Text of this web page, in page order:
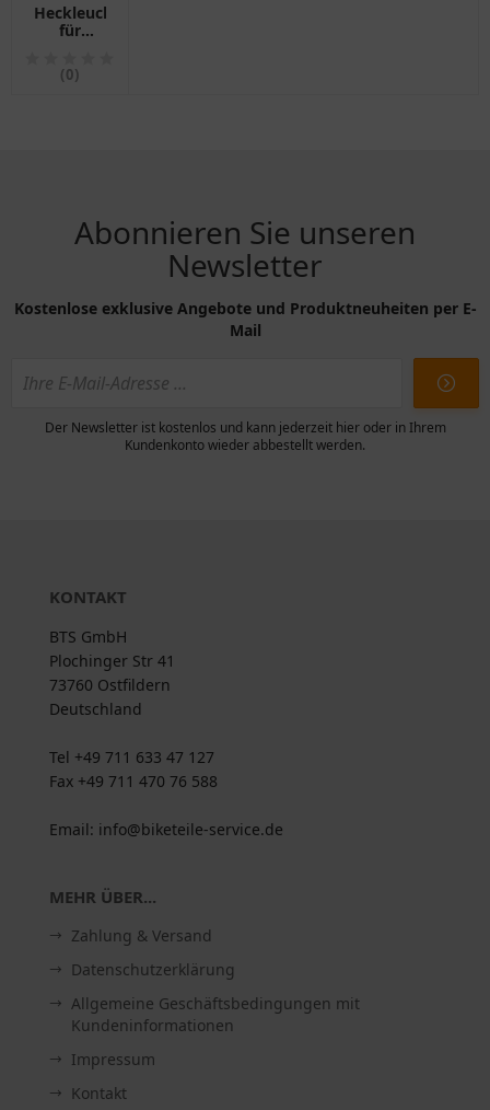
Heckleuchte
für
links mit
Kennzeichenleuchte
(0)
Abonnieren Sie unseren
Newsletter
Kostenlose exklusive Angebote und Produktneuheiten per E-
Mail
Der Newsletter ist kostenlos und kann jederzeit hier oder in Ihrem
Kundenkonto wieder abbestellt werden.
KONTAKT
BTS GmbH
Plochinger Str 41
73760 Ostfildern
Deutschland
Tel +49 711 633 47 127
Fax +49 711 470 76 588
Email: info@biketeile-service.de
MEHR ÜBER...
Zahlung & Versand
Datenschutzerklärung
Allgemeine Geschäftsbedingungen mit
Kundeninformationen
Impressum
Kontakt